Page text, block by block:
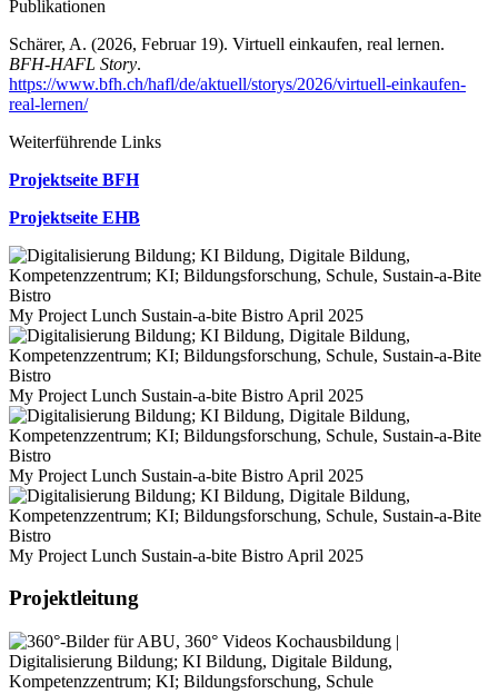
Publikationen
Schärer, A. (2026, Februar 19). Virtuell einkaufen, real lernen.
BFH-HAFL Story.
https://www.bfh.ch/hafl/de/aktuell/storys/2026/virtuell-einkaufen-
real-lernen/
Weiterführende Links
Projektseite BFH
Projektseite EHB
My Project Lunch Sustain-a-bite Bistro April 2025
My Project Lunch Sustain-a-bite Bistro April 2025
My Project Lunch Sustain-a-bite Bistro April 2025
My Project Lunch Sustain-a-bite Bistro April 2025
Projektleitung